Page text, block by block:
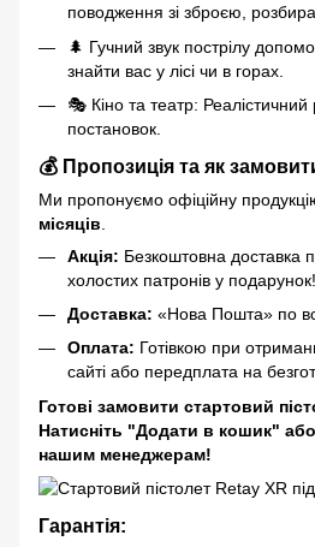
поводження зі зброєю,
🌲 Гучний звук пострілу
знайти вас у лісі чи в горах.
🎭 Кіно та театр: Реалістичний
постановок.
💰 Пропозиція та як
Ми пропонуємо офіційну
місяців
Акція: Безкоштовна доставка
холостих патронів у подарунок!
Доставка: «Нова Пошта» по
Оплата: Готівкою при
сайті або передплата на
Готові замовити стартовий
Натисніть "Додати в кошик"
нашим менеджерам!
Гарантія: